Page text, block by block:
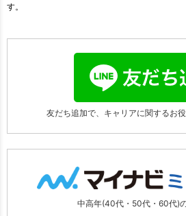
す。
友だち追加で、キャリアに関するお
中高年(40代・50代・60代)